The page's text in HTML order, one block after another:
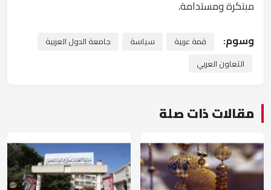
مبتكرة ومستدامة.
وسوم: قمة عربية سياسة
جامعة الدول العربية
التعاون العربي
مقالات ذات صلة